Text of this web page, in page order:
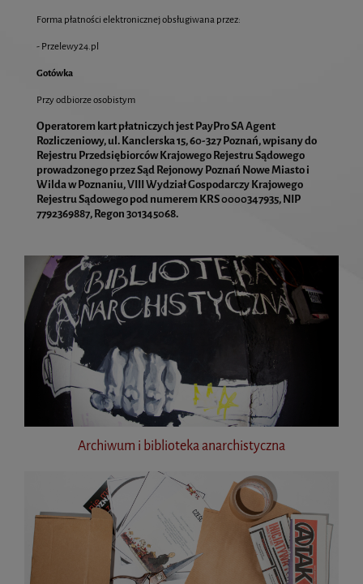
Forma płatności elektronicznej obsługiwana przez:
- Przelewy24.pl
Gotówka
Przy odbiorze osobistym
Operatorem kart płatniczych jest PayPro SA Agent
Rozliczeniowy, ul. Kanclerska 15, 60-327 Poznań, wpisany do
Rejestru Przedsiębiorców Krajowego Rejestru Sądowego
prowadzonego przez Sąd Rejonowy Poznań Nowe Miasto i
Wilda w Poznaniu, VIII Wydział Gospodarczy Krajowego
Rejestru Sądowego pod numerem KRS 0000347935, NIP
7792369887, Regon 301345068.
Archiwum i biblioteka anarchistyczna